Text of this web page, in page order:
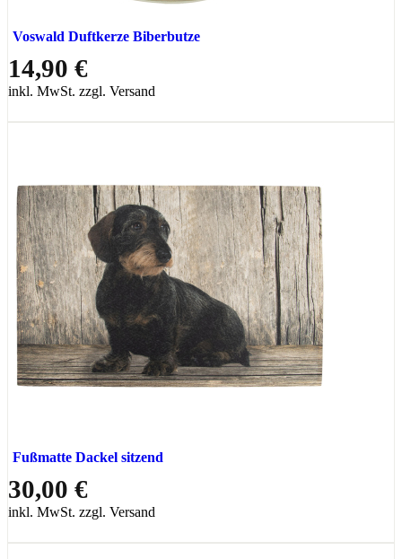
Voswald Duftkerze Biberbutze
14,90 €
inkl. MwSt. zzgl. Versand
Fußmatte Dackel sitzend
30,00 €
inkl. MwSt. zzgl. Versand